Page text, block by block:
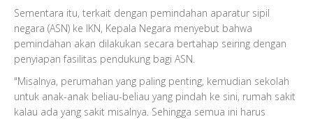
Sementara itu, terkait dengan pemindahan aparatur sipil
negara (ASN) ke IKN, Kepala Negara menyebut bahwa
pemindahan akan dilakukan secara bertahap seiring dengan
penyiapan fasilitas pendukung bagi ASN.
"Misalnya, perumahan yang paling penting, kemudian sekolah
untuk anak-anak beliau-beliau yang pindah ke sini, rumah sakit
kalau ada yang sakit misalnya. Sehingga semua ini harus